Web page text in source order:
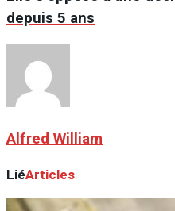
depuis 5 ans
Alfred William
LiéArticles